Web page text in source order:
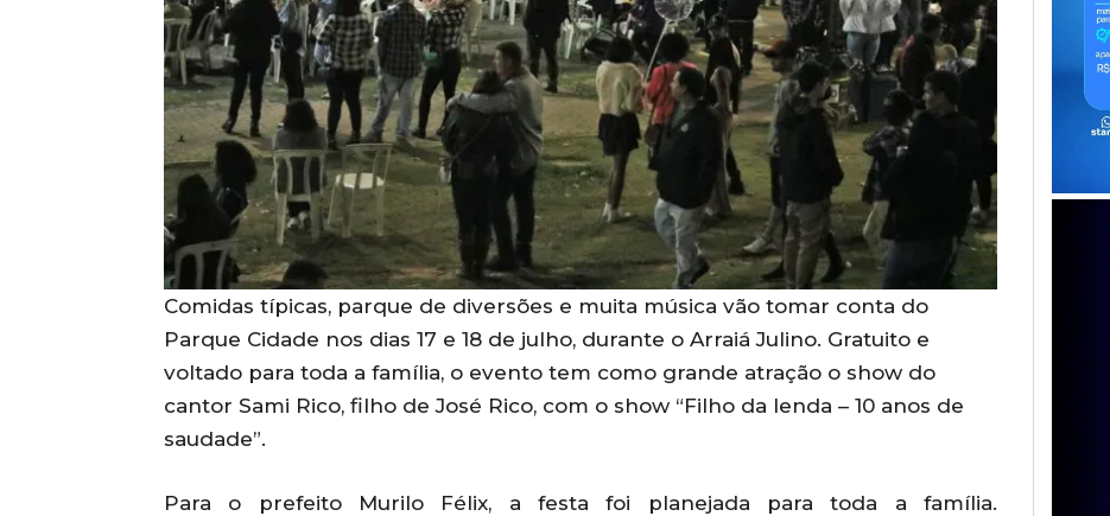
Comidas típicas, parque de diversões e muita música vão tomar conta do
Parque Cidade nos dias 17 e 18 de julho, durante o Arraiá Julino. Gratuito e
voltado para toda a família, o evento tem como grande atração o show do
cantor Sami Rico, filho de José Rico, com o show “Filho da lenda – 10 anos de
saudade”.
Para o prefeito Murilo Félix, a festa foi planejada para toda a família.